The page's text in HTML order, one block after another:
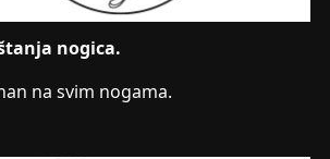
nogica.
na svim nogama.